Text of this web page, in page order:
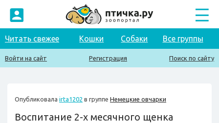
Читать свежее Кошки Собаки Все группы
Войти на сайт Регистрация Поиск по сайту
Опубликовала irta1202 в группе Немецкие овчарки
Воспитание 2-х месячного щенка